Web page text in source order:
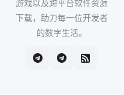
游戏以及跨平台软件资源
下载，助力每一位开发者
的数字生活。